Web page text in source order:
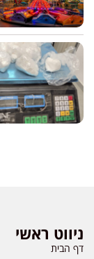
ניווט ראשי
דף הבית